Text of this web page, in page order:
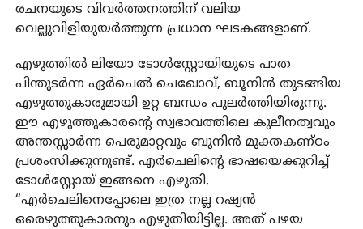
രചനയുടെ വിവർത്തനത്തിന് വലിയ
വെല്ലുവിളിയുയർത്തുന്ന പ്രധാന ഘടകങ്ങളാണ്.
എഴുത്തിൽ ലിയോ ടോൾസ്റ്റോയിയുടെ പാത
പിന്തുടർന്ന ഏർചെൽ ചെഖോവ്, ബൂനിൻ തുടങ്ങിയ
എഴുത്തുകാരുമായി ഉറ്റ ബന്ധം പുലർത്തിയിരുന്നു.
ഈ എഴുത്തുകാരന്റെ സ്വഭാവത്തിലെ കുലീനത്വവും
അന്തസ്സാർന്ന പെരുമാറ്റവും ബുനിൻ മുക്തകണ്ഠം
പ്രശംസിക്കുന്നുണ്ട്. എർചെലിന്റെ ഭാഷയെക്കുറിച്ച്
ടോൾസ്റ്റോയ് ഇങ്ങനെ എഴുതി.
“എർചെലിനെപ്പോലെ ഇത്ര നല്ല റഷ്യൻ
ഒരെഴുത്തുകാരനും എഴുതിയിട്ടില്ല. അത് പഴയ